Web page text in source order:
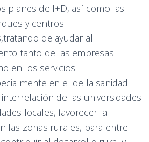
planes de I+D, así como las
y centros
de ayudar al
tanto de las empresas
en los servicios
en el de la sanidad.
de las universidades
locales, favorecer la
las zonas rurales, para entre